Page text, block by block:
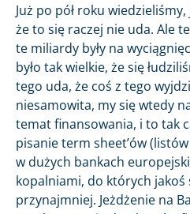
Już po pół roku
że to się raczej nie uda. Ale
te miliardy były na
było tak wielkie, że się
tego uda, że coś z tego
niesamowita, my się wtedy
temat finansowania, i to tak
pisanie term sheet’ów
w dużych bankach
kopalniami, do których
przynajmniej. Jeżdżenie na